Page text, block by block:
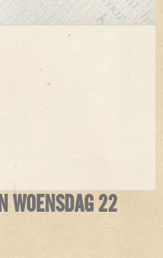
WOENSDAG 22